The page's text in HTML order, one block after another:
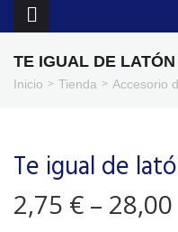
TE IGUAL DE LATÓN
Inicio > Tienda > Accesorio
Te igual de
2,75 € – 28,00